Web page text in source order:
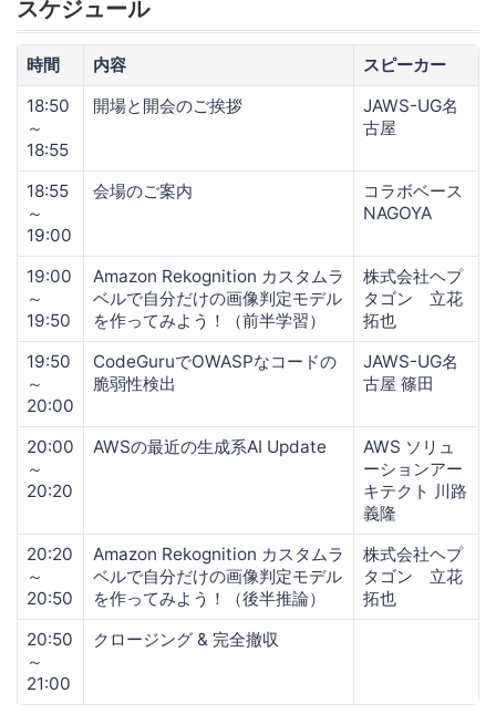
スケジュール
時間 内容
スピーカー
18:50
～
18:55
開場と開会のご挨拶
JAWS-UG名
古屋
18:55
～
19:00
会場のご案内
コラボベース
NAGOYA
19:00
～
19:50
Amazon Rekognition カスタムラ
ベルで自分だけの画像判定モデル
を作ってみよう！（前半学習）
株式会社ヘプ
タゴン 立花
拓也
19:50
～
20:00
CodeGuruでOWASPなコードの
脆弱性検出
JAWS-UG名
古屋 篠田
20:00
～
20:20
AWSの最近の生成系AI Update
AWS ソリュ
ーションアー
キテクト 川路
義隆
20:20
～
20:50
Amazon Rekognition カスタムラ
ベルで自分だけの画像判定モデル
を作ってみよう！（後半推論）
株式会社ヘプ
タゴン 立花
拓也
20:50
～
21:00
クロージング & 完全撤収